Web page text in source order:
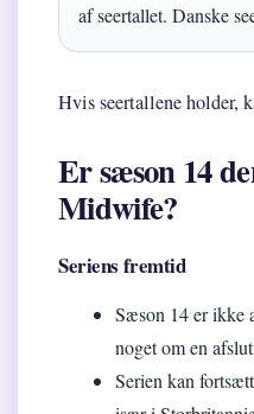
af seertallet. Danske
Hvis seertallene holder,
Er sæson 14
Midwife?
Seriens fremtid
Sæson 14 er ikke
noget om en
Serien kan